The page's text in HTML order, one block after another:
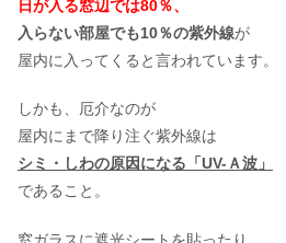
日が入る窓辺では80％、
入らない部屋でも10％の紫外線が
屋内に入ってくると言われています。
しかも、厄介なのが
屋内にまで降り注ぐ紫外線は
シミ・しわの原因になる「UV-Ａ波」
であること。